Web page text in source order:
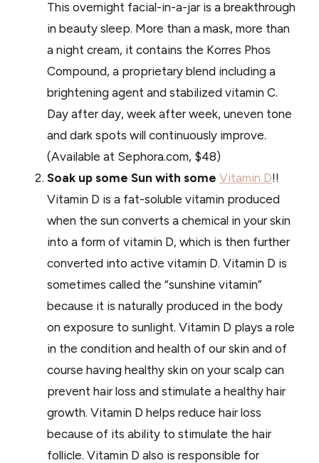
This overnight facial-in-a-jar is a breakthrough
in beauty sleep. More than a mask, more than
a night cream, it contains the Korres Phos
Compound, a proprietary blend including a
brightening agent and stabilized vitamin C.
Day after day, week after week, uneven tone
and dark spots will continuously improve.
(Available at Sephora.com, $48)
Soak up some Sun with some Vitamin D!!
Vitamin D is a fat-soluble vitamin produced
when the sun converts a chemical in your skin
into a form of vitamin D, which is then further
converted into active vitamin D. Vitamin D is
sometimes called the “sunshine vitamin”
because it is naturally produced in the body
on exposure to sunlight. Vitamin D plays a role
in the condition and health of our skin and of
course having healthy skin on your scalp can
prevent hair loss and stimulate a healthy hair
growth. Vitamin D helps reduce hair loss
because of its ability to stimulate the hair
follicle. Vitamin D also is responsible for